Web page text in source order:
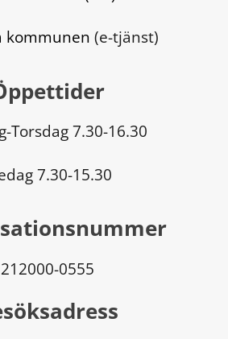
kommunen (e-tjänst)
Torsdag 7.30-16.30
7.30-15.30
212000-0555